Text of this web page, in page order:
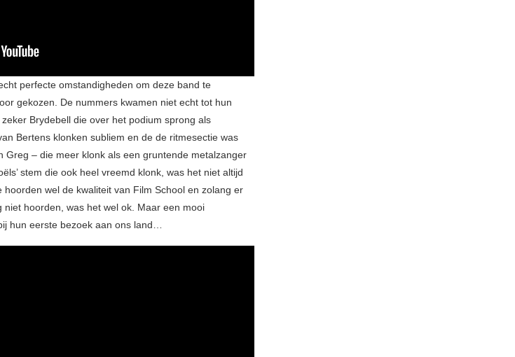
perfecte omstandigheden om deze band te
gekozen. De nummers kwamen niet echt tot hun
Brydebell die over het podium sprong als
Bertens klonken subliem en de de ritmesectie was
Greg – die meer klonk als een gruntende metalzanger
stem die ook heel vreemd klonk, was het niet altijd
wel de kwaliteit van Film School en zolang er
hoorden, was het wel ok. Maar een mooi
hun eerste bezoek aan ons land…